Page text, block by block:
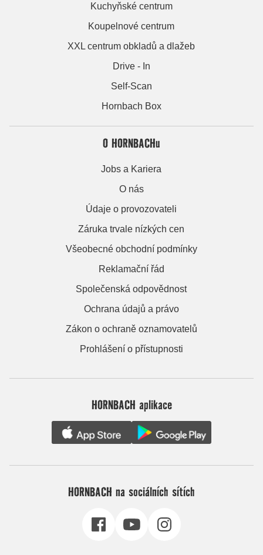
Kuchyňské centrum
Koupelnové centrum
XXL centrum obkladů a dlažeb
Drive - In
Self-Scan
Hornbach Box
O HORNBACHu
Jobs a Kariera
O nás
Údaje o provozovateli
Záruka trvale nízkých cen
Všeobecné obchodní podmínky
Reklamační řád
Společenská odpovědnost
Ochrana údajů a právo
Zákon o ochraně oznamovatelů
Prohlášení o přístupnosti
HORNBACH aplikace
HORNBACH na sociálních sítích